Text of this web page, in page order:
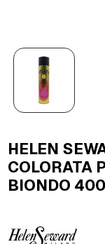
HELEN
COLORATA
BIONDO